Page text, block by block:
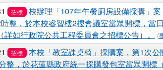
招標
校辦理「107年午餐廚房設備採購」
整，於本校睿智樓2樓會議室當眾開標，當
詳如行政院公共工程委員會之招標公告）。
(
招標
本校「教室課桌椅」採購案，第1次
整，於花蓮縣政府統一採購發包室當眾開標